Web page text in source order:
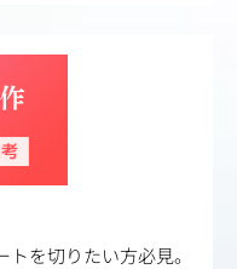
を切りたい方必見。